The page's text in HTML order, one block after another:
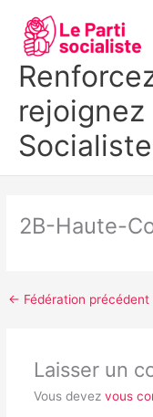
contenu
Socialiste
2B-Haute-
← Fédération précédent
Laisser un
Vous devez vous